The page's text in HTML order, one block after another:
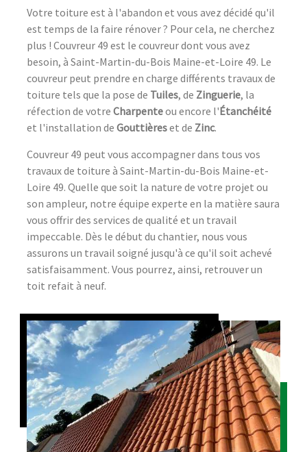
Votre toiture est à l'abandon et vous avez décidé qu'il
est temps de la faire rénover ? Pour cela, ne cherchez
plus ! Couvreur 49 est le couvreur dont vous avez
besoin, à Saint-Martin-du-Bois Maine-et-Loire 49. Le
couvreur peut prendre en charge différents travaux de
toiture tels que la pose de Tuiles, de Zinguerie, la
réfection de votre Charpenteou encore l'Étanchéité
et l'installation de Gouttièreset de Zinc.
Couvreur 49 peut vous accompagner dans tous vos
travaux de toiture à Saint-Martin-du-Bois Maine-et-
Loire 49. Quelle que soit la nature de votre projet ou
son ampleur, notre équipe experte en la matière saura
vous offrir des services de qualité et un travail
impeccable. Dès le début du chantier, nous vous
assurons un travail soigné jusqu'à ce qu'il soit achevé
satisfaisamment. Vous pourrez, ainsi, retrouver un
toit refait à neuf.